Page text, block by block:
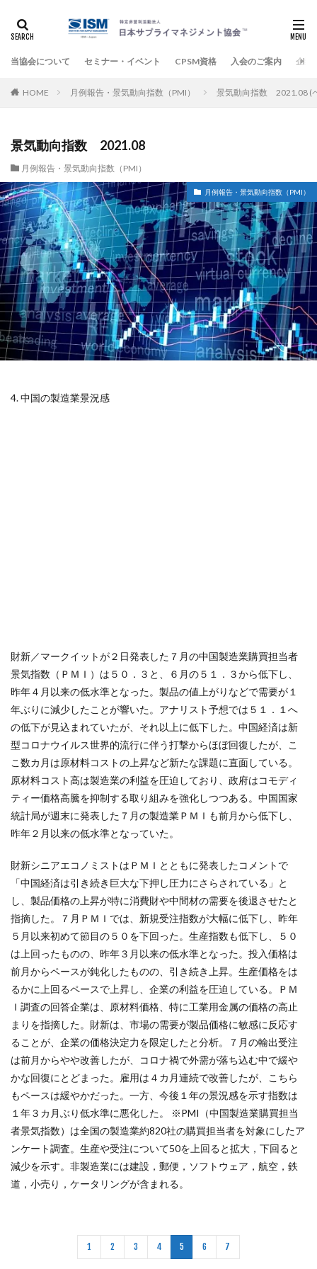
当協会について セミナー・イベント CPSM資格 入会のご案内 企業
HOME 月例報告・景気動向指数（PMI） 景気動向指数 2021.08 (
景気動向指数 2021.08
月例報告・景気動向指数（PMI）
月例報告・景気動向指数（PMI）
4. 中国の製造業景況感
財新／マークイットが２日発表した７月の中国製造業購買担当者
景気指数（ＰＭＩ）は５０．３と、６月の５１．３から低下し、
昨年４月以来の低水準となった。製品の値上がりなどで需要が１
年ぶりに減少したことが響いた。アナリスト予想では５１．１へ
の低下が見込まれていたが、それ以上に低下した。中国経済は新
型コロナウイルス世界的流行に伴う打撃からほぼ回復したが、こ
こ数カ月は原材料コストの上昇など新たな課題に直面している。
原材料コスト高は製造業の利益を圧迫しており、政府はコモディ
ティー価格高騰を抑制する取り組みを強化しつつある。中国国家
統計局が週末に発表した７月の製造業ＰＭＩも前月から低下し、
昨年２月以来の低水準となっていた。
財新シニアエコノミストはＰＭＩとともに発表したコメントで
「中国経済は引き続き巨大な下押し圧力にさらされている」と
し、製品価格の上昇が特に消費財や中間材の需要を後退させたと
指摘した。７月ＰＭＩでは、新規受注指数が大幅に低下し、昨年
５月以来初めて節目の５０を下回った。生産指数も低下し、５０
は上回ったものの、昨年３月以来の低水準となった。投入価格は
前月からペースが鈍化したものの、引き続き上昇。生産価格をは
るかに上回るペースで上昇し、企業の利益を圧迫している。ＰＭ
Ｉ調査の回答企業は、原材料価格、特に工業用金属の価格の高止
まりを指摘した。財新は、市場の需要が製品価格に敏感に反応す
ることが、企業の価格決定力を限定したと分析。７月の輸出受注
は前月からやや改善したが、コロナ禍で外需が落ち込む中で緩や
かな回復にとどまった。雇用は４カ月連続で改善したが、こちら
もペースは緩やかだった。一方、今後１年の景況感を示す指数は
１年３カ月ぶり低水準に悪化した。 ※PMI（中国製造業購買担当
者景気指数）は全国の製造業約820社の購買担当者を対象にしたア
ンケート調査。生産や受注について50を上回ると拡大，下回ると
減少を示す。非製造業には建設，郵便，ソフトウェア，航空，鉄
道，小売り，ケータリングが含まれる。
1 2 3 4 5 6 7